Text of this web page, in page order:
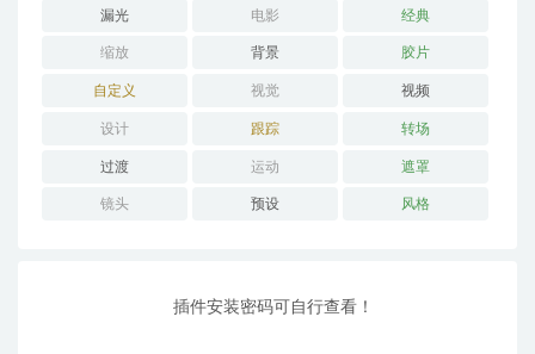
漏光 电影 经典
缩放 背景 胶片
自定义 视觉 视频
设计 跟踪 转场
过渡 运动 遮罩
镜头 预设 风格
插件安装密码可自行查看！